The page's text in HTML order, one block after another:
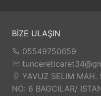
BİZE ULAŞIN
05549750659
YAVUZ SELIM
NO: 6 BAGCILAR/